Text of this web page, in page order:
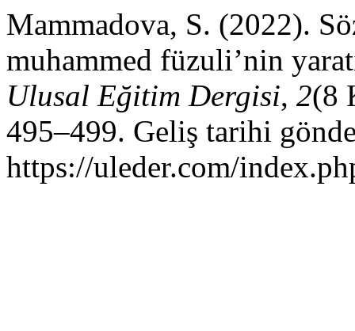
Mammadova, S. (2022).
muhammed füzuli’nin
Ulusal Eğitim Dergisi, 2(8
495–499. Geliş tarihi
https://uleder.com/